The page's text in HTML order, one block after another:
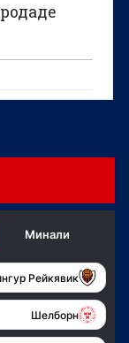
Минали
Рейкявик
Шелборн